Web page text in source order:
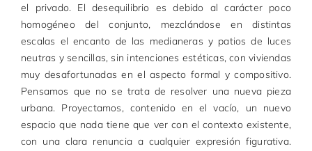
el privado. El desequilibrio es debido al carácter poco
homogéneo del conjunto, mezclándose en distintas
escalas el encanto de las medianeras y patios de luces
neutras y sencillas, sin intenciones estéticas, con viviendas
muy desafortunadas en el aspecto formal y compositivo.
Pensamos que no se trata de resolver una nueva pieza
urbana. Proyectamos, contenido en el vacío, un nuevo
espacio que nada tiene que ver con el contexto existente,
con una clara renuncia a cualquier expresión figurativa.